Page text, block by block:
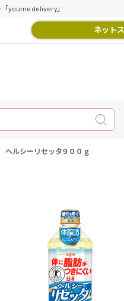
youme delivery」
ネット
ヘルシーリセッタ９００ｇ